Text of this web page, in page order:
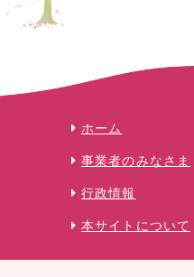
ホーム
事業者のみなさま
行政情報
本サイトについて